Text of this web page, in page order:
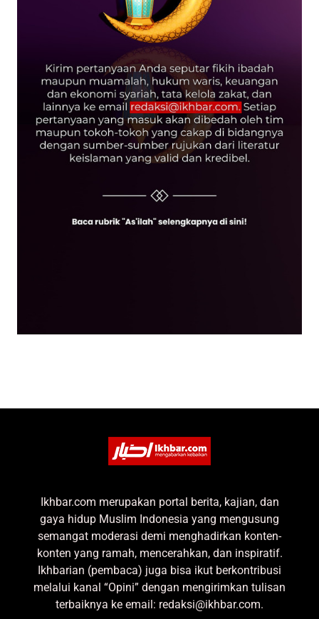
Ikhbar.com merupakan portal berita, kajian, dan
gaya hidup Muslim Indonesia yang mengusung
semangat moderasi demi menghadirkan konten-
konten yang ramah, mencerahkan, dan inspiratif.
Ikhbarian (pembaca) juga bisa ikut berkontribusi
melalui kanal “Opini” dengan mengirimkan tulisan
terbaiknya ke email: redaksi@ikhbar.com.